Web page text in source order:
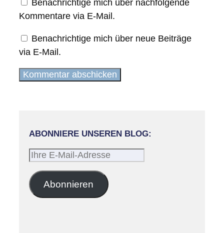
Benachrichtige mich über nachfolgende
Kommentare via E-Mail.
Benachrichtige mich über neue Beiträge
via E-Mail.
ABONNIERE UNSEREN BLOG:
Ihre
Mail-
Adresse
Abonnieren